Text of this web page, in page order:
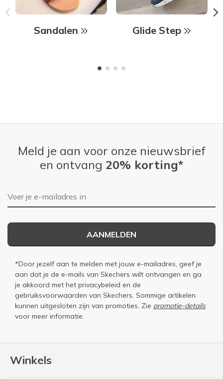
Sandalen Glide Step
Winkels
Meld je aan voor onze nieuwsbrief
en ontvang 20% korting*
E-mailadres
AANMELDEN
*Door jezelf aan te melden met jouw e-mailadres, geef je
aan dat je de e-mails van Skechers wilt ontvangen en ga
je akkoord met het privacybeleid en de
gebruiksvoorwaarden van Skechers. Sommige artikelen
kunnen uitgesloten zijn van promoties. Zie promotie-details
voor meer informatie.